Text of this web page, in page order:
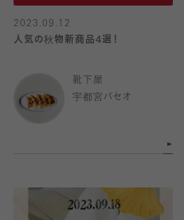
2023.09.12
人気の秋物新商品4選！
靴下屋
宇都宮パセオ